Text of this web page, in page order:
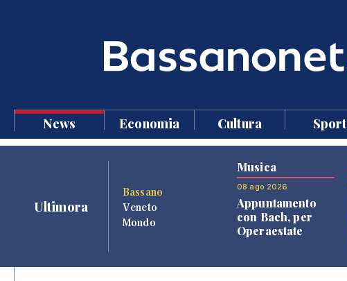
News Economia Cultura Sport
Ultimora
Bassano
Veneto
Mondo
Musica
08 ago 2026
Appuntamento
con Bach, per
Operaestate